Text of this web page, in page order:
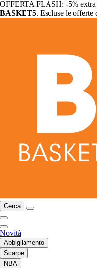
OFFERTA FLASH: -5%
BASKET5. Escluse le offerte
Cerca
Novità
Abbigliamento
Scarpe
NBA